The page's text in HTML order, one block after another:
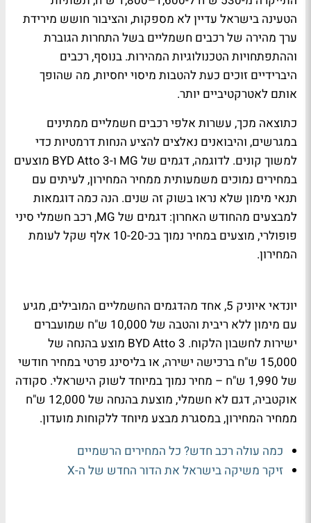
הטעינה בישראל עדיין לא מספקות, והציבור חושש מירידת
ערך מהירה של רכבים חשמליים בשל התחרות הגוברת
וההתפתחויות הטכנולוגיות המהירות. בנוסף, רכבים
היברידיים זוכים כעת להטבות מיסוי יחסיות, מה שהופך
אותם לאטרקטיביים יותר.
כתוצאה מכך, עשרות אלפי רכבים חשמליים ממתינים
במגרשים, והיבואנים נאלצים להציע הנחות דרמטיות כדי
למשוך קונים. לדוגמה, דגמים של MG ו-BYD Atto 3 מוצעים
במחירים נמוכים משמעותית ממחיר המחירון, לעיתים עם
תנאי מימון שלא נראו בשוק זה שנים. הנה כמה דוגמאות
למבצעים מהחודש האחרון: דגמים של MG, רכב חשמלי סיני
פופולרי, מוצעים במחיר נמוך בכ-10-20 אלף שקל לעומת
המחירון.
יונדאי איוניק 5, אחד מהדגמים החשמליים המובילים, מגיע
עם מימון ללא ריבית והטבה של 10,000 ש"ח שמועברים
ישירות לחשבון הלקוח. BYD Atto 3 מוצע בהנחה של
15,000 ש"ח ברכישה ישירה, או בליסינג פרטי במחיר חודשי
של 1,990 ש"ח – מחיר נמוך במיוחד לשוק הישראלי. סקודה
אוקטביה, דגם לא חשמלי, מוצעת בהנחה של 12,000 ש"ח
ממחיר המחירון, במסגרת מבצע מיוחד ללקוחות מועדון.
כמה עולה רכב חדש? כל המחירים הרשמיים
זיקר משיקה בישראל את הדור החדש של ה-X